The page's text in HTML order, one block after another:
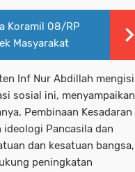
Koramil 08/RP
Masyarakat
Inf Nur Abdillah mengisi
sosial ini, menyampaikan
Pembinaan Kesadaran
ideologi Pancasila dan
dan kesatuan bangsa,
peningkatan